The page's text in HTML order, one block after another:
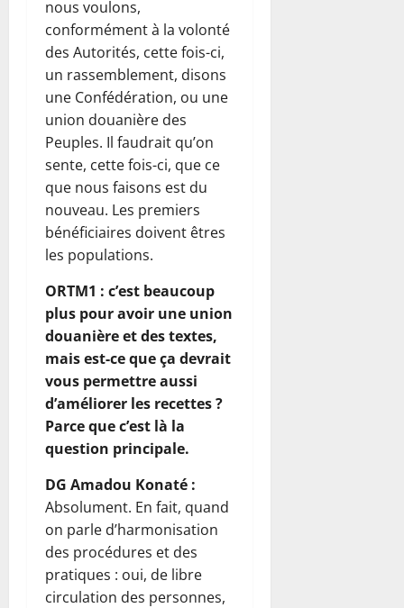
nous voulons,
conformément à la volonté
des Autorités, cette fois-ci,
un rassemblement, disons
une Confédération, ou une
union douanière des
Peuples. Il faudrait qu’on
sente, cette fois-ci, que ce
que nous faisons est du
nouveau. Les premiers
bénéficiaires doivent êtres
les populations.
ORTM1 : c’est beaucoup
plus pour avoir une union
douanière et des textes,
mais est-ce que ça devrait
vous permettre aussi
d’améliorer les recettes ?
Parce que c’est là la
question principale.
DG Amadou Konaté :
Absolument. En fait, quand
on parle d’harmonisation
des procédures et des
pratiques : oui, de libre
circulation des personnes,